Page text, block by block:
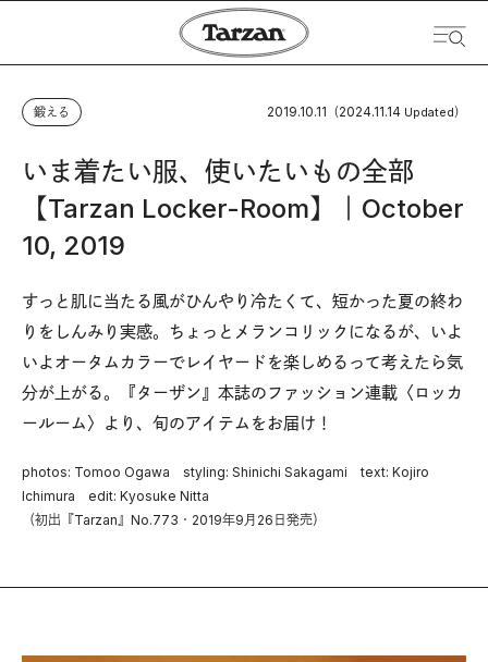
鍛える 2019.10.11 （2024.11.14 Updated）
いま着たい服、使いたいもの全部
【Tarzan Locker-Room】｜October
10, 2019
すっと肌に当たる風がひんやり冷たくて、短かった夏の終わ
りをしんみり実感。ちょっとメランコリックになるが、いよ
いよオータムカラーでレイヤードを楽しめるって考えたら気
分が上がる。『ターザン』本誌のファッション連載〈ロッカ
ールーム〉より、旬のアイテムをお届け！
photos: Tomoo Ogawa styling: Shinichi Sakagami text: Kojiro
Ichimura edit: Kyosuke Nitta
（初出『Tarzan』No.773・2019年9月26日発売）